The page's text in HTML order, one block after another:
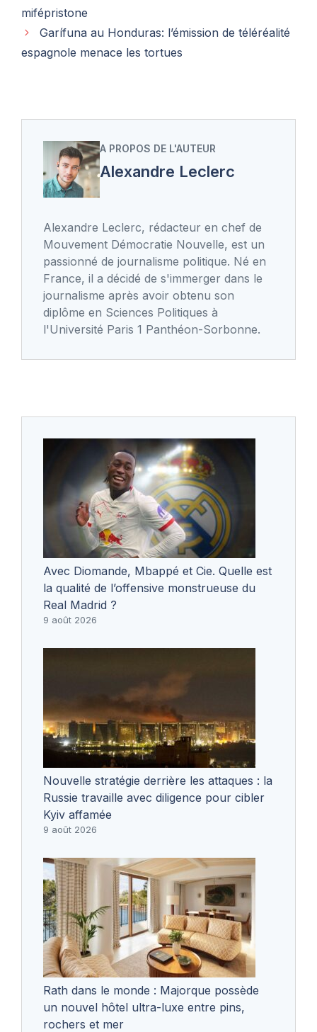
mifépristone
Garífuna au Honduras: l’émission de téléréalité
espagnole menace les tortues
A PROPOS DE L'AUTEUR
Alexandre Leclerc
Alexandre Leclerc, rédacteur en chef de
Mouvement Démocratie Nouvelle, est un
passionné de journalisme politique. Né en
France, il a décidé de s'immerger dans le
journalisme après avoir obtenu son
diplôme en Sciences Politiques à
l'Université Paris 1 Panthéon-Sorbonne.
Avec Diomande, Mbappé et Cie. Quelle est
la qualité de l’offensive monstrueuse du
Real Madrid ?
9 août 2026
Nouvelle stratégie derrière les attaques : la
Russie travaille avec diligence pour cibler
Kyiv affamée
9 août 2026
Rath dans le monde : Majorque possède
un nouvel hôtel ultra-luxe entre pins,
rochers et mer